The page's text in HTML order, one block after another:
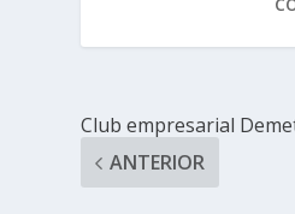
Club empresarial
ANTERIOR